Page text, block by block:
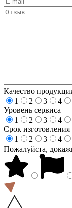
Качество
1
2 3 4
Уровень сервиса
1
2 3 4
Срок изготовления
1
2 3 4
Пожалуйста,